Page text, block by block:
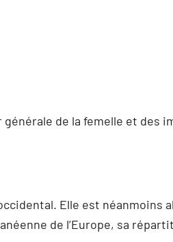
de la femelle et des
Elle est néanmoins
de l’Europe, sa